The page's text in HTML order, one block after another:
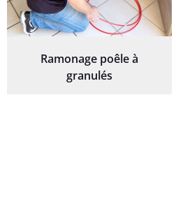
Ramonage poêle à
granulés